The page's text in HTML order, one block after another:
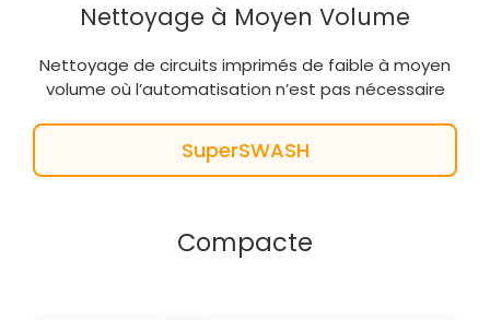
Nettoyage à Moyen Volume
Nettoyage de circuits imprimés de faible à moyen
volume où l’automatisation n’est pas nécessaire
SuperSWASH
Compacte